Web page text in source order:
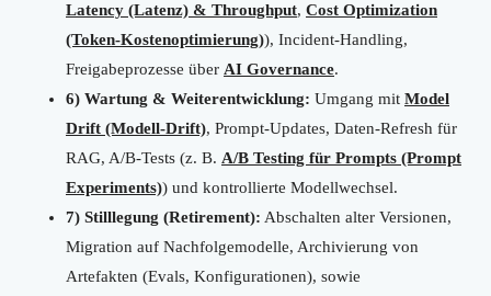
Latency (Latenz) & Throughput, Cost Optimization
(Token-Kostenoptimierung)), Incident-Handling,
Freigabeprozesse über AI Governance.
6) Wartung & Weiterentwicklung: Umgang mit Model
Drift (Modell-Drift), Prompt-Updates, Daten-Refresh für
RAG, A/B-Tests (z. B. A/B Testing für Prompts (Prompt
Experiments)) und kontrollierte Modellwechsel.
7) Stilllegung (Retirement): Abschalten alter Versionen,
Migration auf Nachfolgemodelle, Archivierung von
Artefakten (Evals, Konfigurationen), sowie